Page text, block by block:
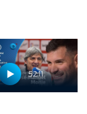
52:11